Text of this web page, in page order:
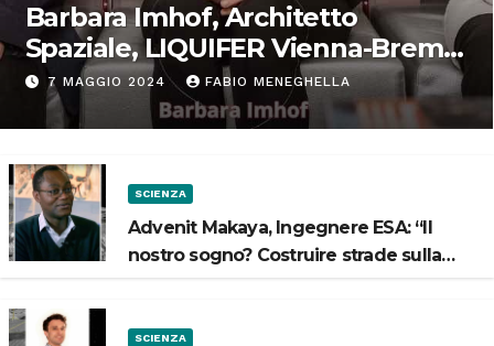
Barbara Imhof, Architetto
Spaziale, LIQUIFER Vienna-Brema:
“Progettiamo habitat per lo
Spazio”
7 MAGGIO 2024 FABIO MENEGHELLA
SCIENZA
Advenit Makaya, Ingegnere ESA: “Il
nostro sogno? Costruire strade sulla
SCIENZA